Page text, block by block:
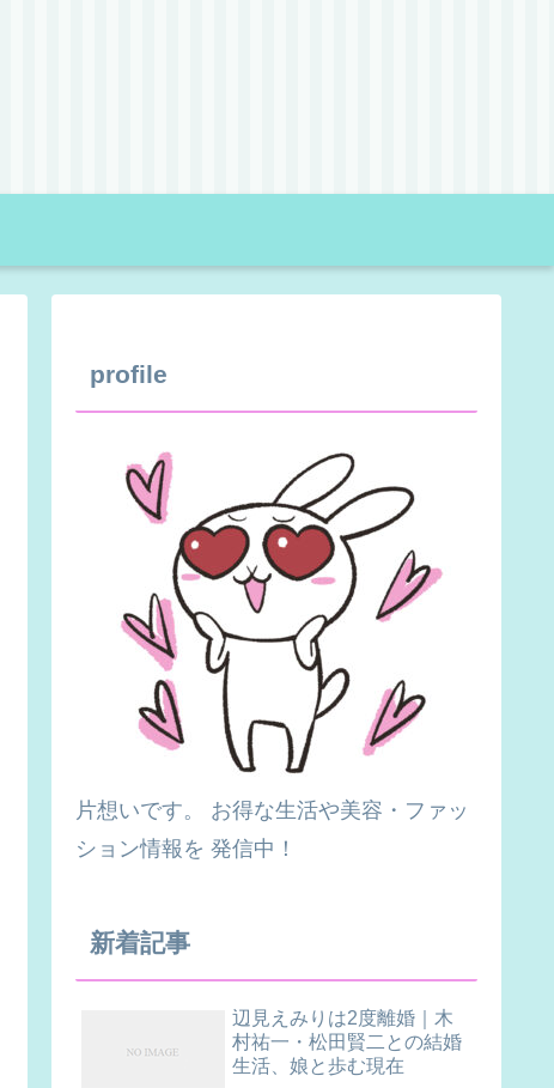
profile
片想いです。 お得な生活や美容・ファッ
ション情報を 発信中！
新着記事
辺見えみりは2度離婚｜木
村祐一・松田賢二との結婚
生活、娘と歩む現在